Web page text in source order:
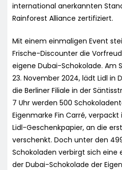
international anerkannten
Rainforest Alliance zertifiziert.
Mit einem einmaligen Event
Frische-Discounter die
eigene Dubai-Schokolade. Am
23. November 2024, lädt Lidl in
die Berliner Filiale in der
7 Uhr werden 500
Eigenmarke Fin Carré,
Lidl-Geschenkpapier, an die
verschenkt. Doch unter den
Schokoladen verbirgt sich eine
der Dubai-Schokolade der